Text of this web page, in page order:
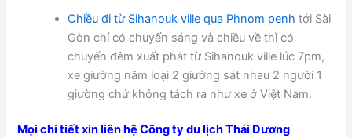
Chiều đi từ Sihanouk ville qua Phnom penh tới Sài
Gòn chỉ có chuyến sáng và chiều về thì có
chuyến đêm xuất phát từ Sihanouk ville lúc 7pm,
xe giường nằm loại 2 giường sát nhau 2 người 1
giường chứ không tách ra như xe ở Việt Nam.
Mọi chi tiết xin liên hệ Công ty du lịch Thái Dương